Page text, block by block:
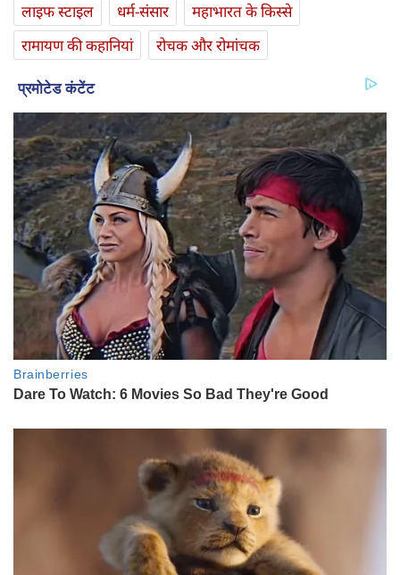
लाइफ स्‍टाइल
धर्म-संसार
महाभारत के किस्से
रामायण की कहानियां
रोचक और रोमांचक